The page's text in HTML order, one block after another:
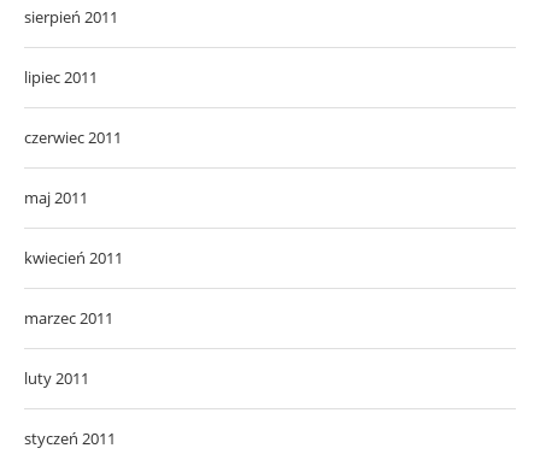
sierpień 2011
lipiec 2011
czerwiec 2011
maj 2011
kwiecień 2011
marzec 2011
luty 2011
styczeń 2011